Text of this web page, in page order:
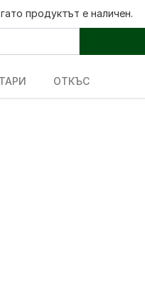
продуктът е наличен.
ОТКЪС